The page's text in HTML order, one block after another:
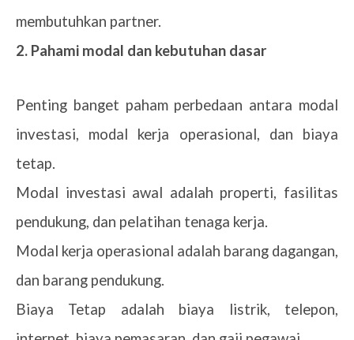
membutuhkan partner.
2. Pahami modal dan kebutuhan dasar
Penting banget paham perbedaan antara modal
investasi, modal kerja operasional, dan biaya
tetap.
Modal investasi awal adalah properti, fasilitas
pendukung, dan pelatihan tenaga kerja.
Modal kerja operasional adalah barang dagangan,
dan barang pendukung.
Biaya Tetap adalah biaya listrik, telepon,